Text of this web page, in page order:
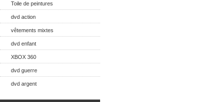
Toile de peintures
dvd action
vêtements mixtes
dvd enfant
XBOX 360
dvd guerre
dvd argent